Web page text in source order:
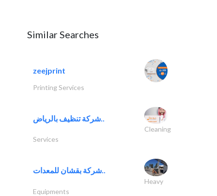
Similar Searches
zeejprint
Printing Services
شركة تنظيف بالرياض..
Cleaning
Services
شركة بقشان للمعدات..
Heavy
Equipments